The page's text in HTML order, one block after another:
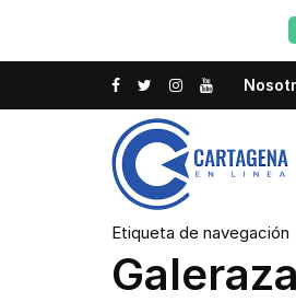
Etiqueta de navegación